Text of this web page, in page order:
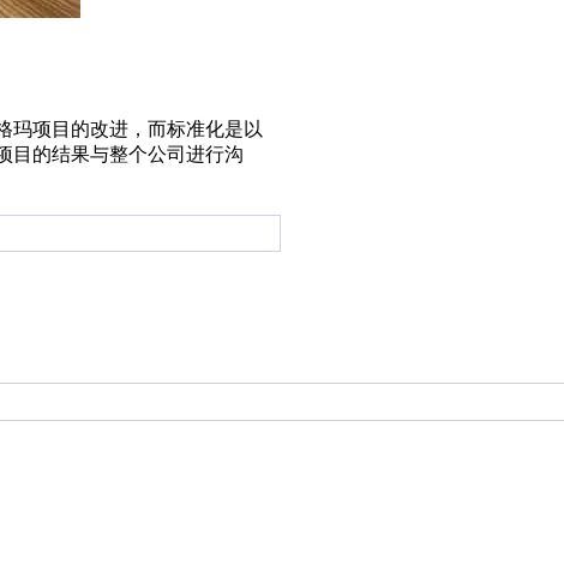
玛项目的改进，而标准化是以
目的结果与整个公司进行沟